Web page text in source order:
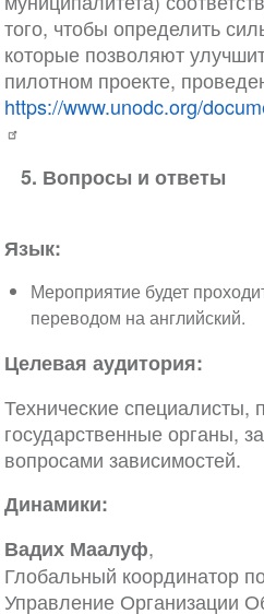
того, чтобы определить
которые позволяют
пилотном проекте,
https://www.unodc.org/
5. Вопросы и ответы
Язык:
Мероприятие будет
переводом на английский.
Целевая аудитория:
Технические специалисты,
государственные органы,
вопросами зависимостей.
Динамики:
Вадих Маалуф,
Глобальный координатор
Управление Организации